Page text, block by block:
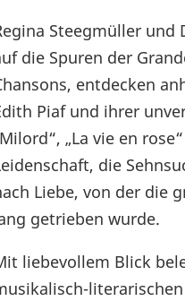
Steegmüller und
die Spuren der
entdecken
Piaf und ihrer
„La vie en
die
Liebe, von der die
getrieben wurde.
liebevollem Blick